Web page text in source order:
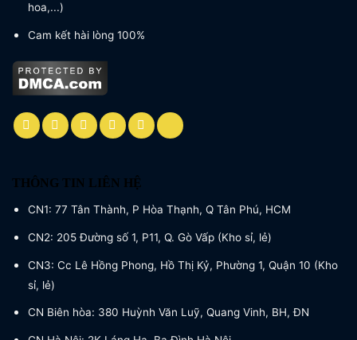
hoa,...)
Cam kết hài lòng 100%
THÔNG TIN LIÊN HỆ
CN1: 77 Tân Thành, P Hòa Thạnh, Q Tân Phú, HCM
CN2: 205 Đường số 1, P11, Q. Gò Vấp (Kho sỉ, lẻ)
CN3: Cc Lê Hồng Phong, Hồ Thị Kỷ, Phường 1, Quận 10 (Kho
sỉ, lẻ)
CN Biên hòa: 380 Huỳnh Văn Luỹ, Quang Vinh, BH, ĐN